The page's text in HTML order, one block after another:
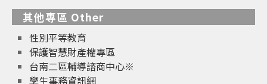
其他專區 Other
性別平等教育
保護智慧財產權專區
台南二區輔導諮商中心※
學生事務資訊網